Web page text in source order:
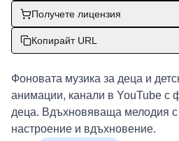
Получете лицензия
Копирайт URL
Фоновата музика за деца и
анимации, канали в YouTube с
деца. Вдъхновяваща мелодия
настроение и вдъхновение.